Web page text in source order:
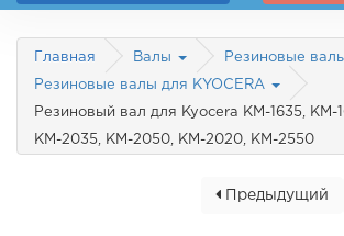
Главная Валы Резиновые
Резиновые валы для KYOCERA
Резиновый вал для Kyocera KM-1635, KM-
KM-2035, KM-2050, KM-2020, KM-2550
Предыдущий